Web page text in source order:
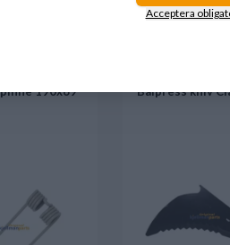
också är
190x69
Balpress kniv
Acceptera